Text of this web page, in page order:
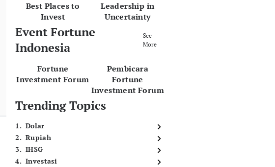
Best Places to
Invest
Leadership in
Uncertainty
Event Fortune
Indonesia
See
More
Fortune
Investment Forum
Pembicara
Fortune
Investment Forum
Trending Topics
1. Dolar
2. Rupiah
3. IHSG
4. Investasi